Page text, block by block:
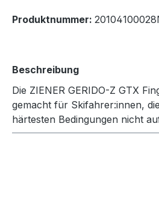
Produktnummer:
Beschreibung
Die ZIENER GERIDO-Z GTX
gemacht für Skifahrer:innen,
härtesten Bedingungen nicht